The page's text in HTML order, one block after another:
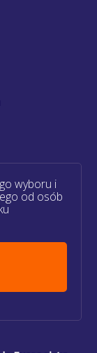
wyboru i
od osób